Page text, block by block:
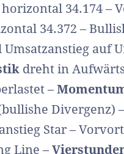
horizontal 34.174 –
34.372 –
Umsatzanstieg auf
dreht in
–
Divergenz)
Star –
Line –